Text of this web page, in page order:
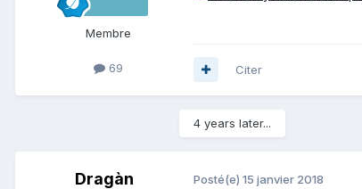
Membre
69 Citer
4 years later...
Dragàn Posté(e) 15 janvier 2018